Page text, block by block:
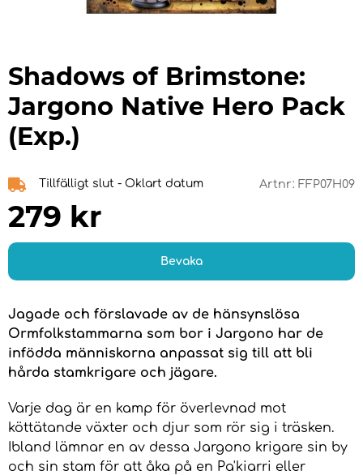
Shadows of Brimstone:
Jargono Native Hero Pack
(Exp.)
Tillfälligt slut - Oklart datum Artnr: FFP07H09
279 kr
Bevaka
Jagade och förslavade av de hänsynslösa
Ormfolkstammarna som bor i Jargono har de
infödda människorna anpassat sig till att bli
hårda stamkrigare och jägare.
Varje dag är en kamp för överlevnad mot
köttätande växter och djur som rör sig i träsken.
Ibland lämnar en av dessa Jargono krigare sin by
och sin stam för att åka på en Pa'kiarri eller